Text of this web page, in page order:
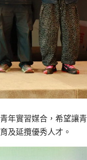
年實習媒合，希望讓青
及延攬優秀人才。